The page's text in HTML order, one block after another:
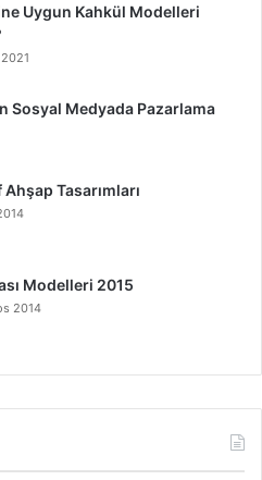
Uygun Kahkül Modelleri
Sosyal Medyada Pazarlama
Tasarımları
Modelleri 2015
2014